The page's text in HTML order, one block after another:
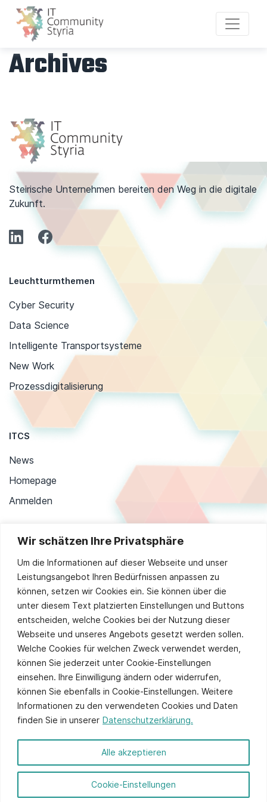
Wir schätzen Ihre Privatsphäre
Um die Informationen auf dieser Webseite und unser
Leistungsangebot Ihren Bedürfnissen anpassen zu
können, setzen wir Cookies ein. Sie können über die
unter diesem Text platzierten Einstellungen und Buttons
entscheiden, welche Cookies bei der Nutzung dieser
Webseite und unseres Angebots gesetzt werden sollen.
Welche Cookies für welchen Zweck verwendet werden,
können Sie jederzeit unter Cookie-Einstellungen
einsehen. Ihre Einwilligung ändern oder widerrufen,
können Sie ebenfalls in Cookie-Einstellungen. Weitere
Informationen zu den verwendeten Cookies und Daten
finden Sie in unserer Datenschutzerklärung.
Cookie-Einstellungen
Alle akzeptieren
Archives
Steirische Unternehmen bereiten den Weg in die digitale
Zukunft.
Leuchtturmthemen
Cyber Security
Data Science
Intelligente Transportsysteme
New Work
Prozessdigitalisierung
ITCS
News
Homepage
Anmelden
Sie stimmen unserer Datenschutzpolitik
zu.
Alternative:
© 2026 ITCS - Website byaxtesys
Impressum